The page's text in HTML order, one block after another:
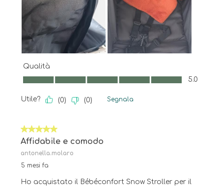
Qualità
Qualità, 5.0 su 5
5.0
Utile? (0) (0) Segnala
5 su 5 stelle.
Affidabile e comodo
antonella.molaro
5 mesi fa
Ho acquistato il Bébéconfort Snow Stroller per il